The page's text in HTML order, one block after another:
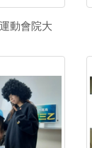
動會院大